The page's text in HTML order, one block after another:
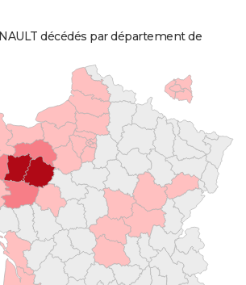
décédés par département de